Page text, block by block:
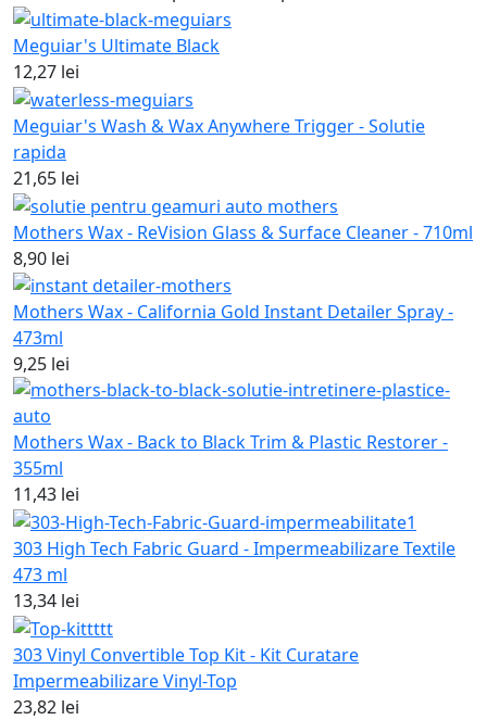
Meguiar's Ultimate Black
12,27 lei
Meguiar's Wash & Wax Anywhere Trigger - Solutie
rapida
21,65 lei
Mothers Wax - ReVision Glass & Surface Cleaner - 710ml
8,90 lei
Mothers Wax - California Gold Instant Detailer Spray -
473ml
9,25 lei
Mothers Wax - Back to Black Trim & Plastic Restorer -
355ml
11,43 lei
303 High Tech Fabric Guard - Impermeabilizare Textile
473 ml
13,34 lei
303 Vinyl Convertible Top Kit - Kit Curatare
Impermeabilizare Vinyl-Top
23,82 lei